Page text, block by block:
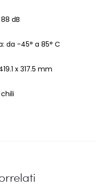
dB
da -45° a 85° C
x 317.5 mm